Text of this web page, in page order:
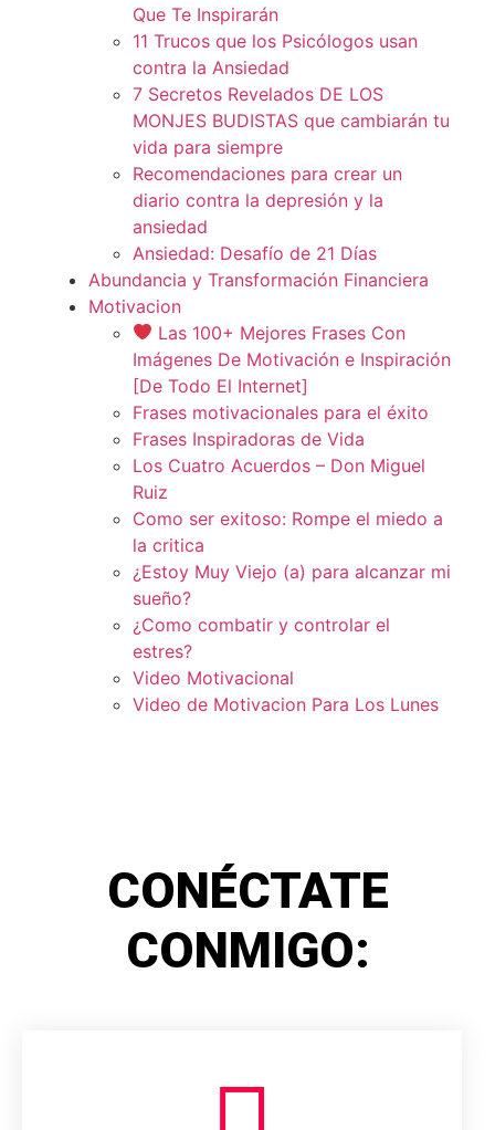
Que Te Inspirarán
11 Trucos que los Psicólogos usan
contra la Ansiedad
7 Secretos Revelados DE LOS
MONJES BUDISTAS que cambiarán tu
vida para siempre
Recomendaciones para crear un
diario contra la depresión y la
ansiedad
Ansiedad: Desafío de 21 Días
Abundancia y Transformación Financiera
Motivacion
Las 100+ Mejores Frases Con
Imágenes De Motivación e Inspiración
[De Todo El Internet]
Frases motivacionales para el éxito
Frases Inspiradoras de Vida
Los Cuatro Acuerdos – Don Miguel
Ruiz
Como ser exitoso: Rompe el miedo a
la critica
¿Estoy Muy Viejo (a) para alcanzar mi
sueño?
¿Como combatir y controlar el
estres?
Video Motivacional
Video de Motivacion Para Los Lunes
CONÉCTATE
CONMIGO: